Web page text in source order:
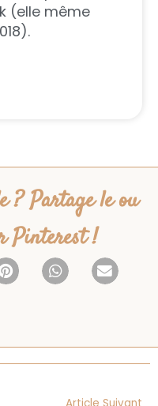
(elle même
? Partage le ou
Pinterest !
Article Suivant